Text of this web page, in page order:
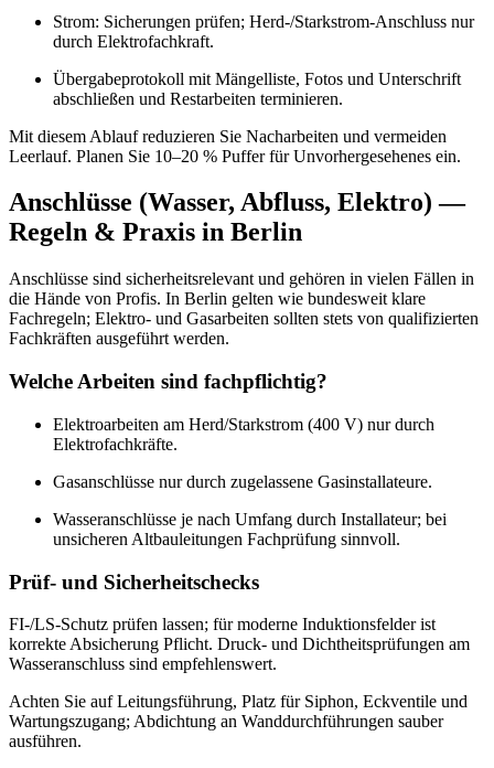
Strom: Sicherungen prüfen; Herd-/Starkstrom-Anschluss nur
durch Elektrofachkraft.
Übergabeprotokoll mit Mängelliste, Fotos und Unterschrift
abschließen und Restarbeiten terminieren.
Mit diesem Ablauf reduzieren Sie Nacharbeiten und vermeiden
Leerlauf. Planen Sie 10–20 % Puffer für Unvorhergesehenes ein.
Anschlüsse (Wasser, Abfluss, Elektro) —
Regeln & Praxis in Berlin
Anschlüsse sind sicherheitsrelevant und gehören in vielen Fällen in
die Hände von Profis. In Berlin gelten wie bundesweit klare
Fachregeln; Elektro- und Gasarbeiten sollten stets von qualifizierten
Fachkräften ausgeführt werden.
Welche Arbeiten sind fachpflichtig?
Elektroarbeiten am Herd/Starkstrom (400 V) nur durch
Elektrofachkräfte.
Gasanschlüsse nur durch zugelassene Gasinstallateure.
Wasseranschlüsse je nach Umfang durch Installateur; bei
unsicheren Altbauleitungen Fachprüfung sinnvoll.
Prüf- und Sicherheitschecks
FI-/LS-Schutz prüfen lassen; für moderne Induktionsfelder ist
korrekte Absicherung Pflicht. Druck- und Dichtheitsprüfungen am
Wasseranschluss sind empfehlenswert.
Achten Sie auf Leitungsführung, Platz für Siphon, Eckventile und
Wartungszugang; Abdichtung an Wanddurchführungen sauber
ausführen.